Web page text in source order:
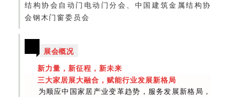
结构协会自动门电动门分会、中国建筑金属结构协
会钢木门窗委员会
展会概况
新力量，新征程，新未来
三大家居展大融合，赋能行业发展新格局
为顺应中国家居产业变革趋势，服务发展新格局，